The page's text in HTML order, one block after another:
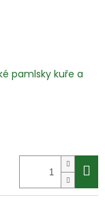
pamlsky kuře a